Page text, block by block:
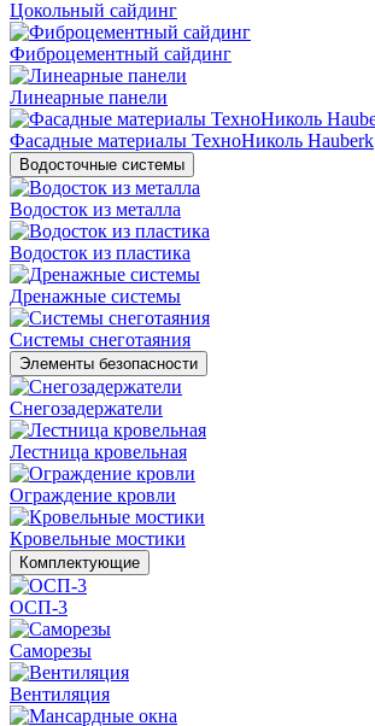
Цокольный сайдинг
Фиброцементный сайдинг
Линеарные панели
Фасадные материалы ТехноНиколь Hauberk
Водосточные системы
Водосток из металла
Водосток из пластика
Дренажные системы
Системы снеготаяния
Элементы безопасности
Снегозадержатели
Лестница кровельная
Ограждение кровли
Кровельные мостики
Комплектующие
ОСП-3
Саморезы
Вентиляция